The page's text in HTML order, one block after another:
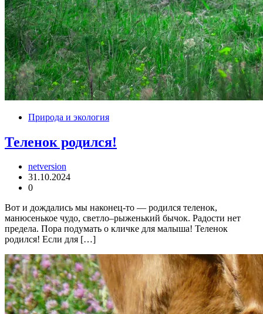
Природа и экология
Теленок родился!
netversion
31.10.2024
0
Вот и дождались мы наконец-то — родился теленок,
манюсенькое чудо, светло–рыженький бычок. Радости нет
предела. Пора подумать о кличке для малыша! Теленок
родился! Если для […]